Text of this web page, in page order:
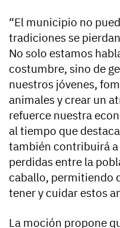
“El municipio no
tradiciones se
No solo estamos
costumbre, sino de
nuestros jóvenes,
animales y crear un
refuerce nuestra
al tiempo que
también contribuirá
perdidas entre la
caballo, permitiendo
tener y cuidar estos
La moción propone